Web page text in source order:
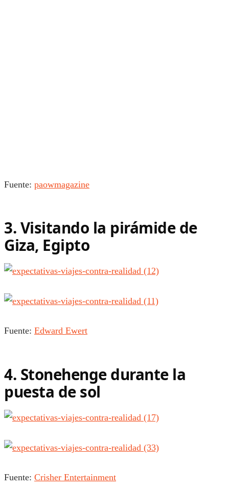
Fuente: paowmagazine
3. Visitando la pirámide de
Giza, Egipto
Fuente: Edward Ewert
4. Stonehenge durante la
puesta de sol
Fuente: Crisher Entertainment